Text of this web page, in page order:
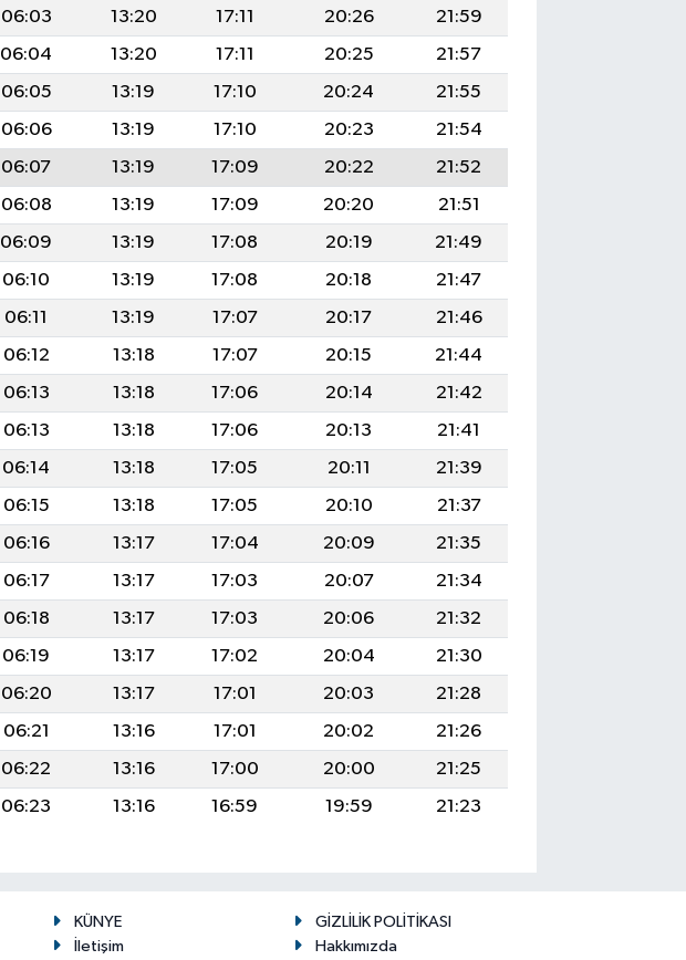
06:03 13:20 17:11 20:26
21:59
06:04 13:20 17:11 20:25
21:57
06:05 13:19 17:10 20:24
21:55
06:06 13:19 17:10 20:23
21:54
06:07 13:19 17:09 20:22
21:52
06:08 13:19 17:09 20:20
21:51
06:09 13:19 17:08 20:19
21:49
06:10 13:19 17:08 20:18
21:47
06:11 13:19 17:07 20:17
21:46
06:12 13:18 17:07 20:15
21:44
06:13 13:18 17:06 20:14
21:42
06:13 13:18 17:06 20:13
21:41
06:14 13:18 17:05 20:11
21:39
06:15 13:18 17:05 20:10
21:37
06:16 13:17 17:04 20:09
21:35
06:17 13:17 17:03 20:07
21:34
06:18 13:17 17:03 20:06
21:32
06:19 13:17 17:02 20:04
21:30
06:20 13:17 17:01 20:03
21:28
06:21 13:16 17:01 20:02
21:26
06:22 13:16 17:00 20:00
21:25
06:23 13:16 16:59 19:59 21:23
KÜNYE
GİZLİLİK POLİTİKASI
İletişim
Hakkımızda